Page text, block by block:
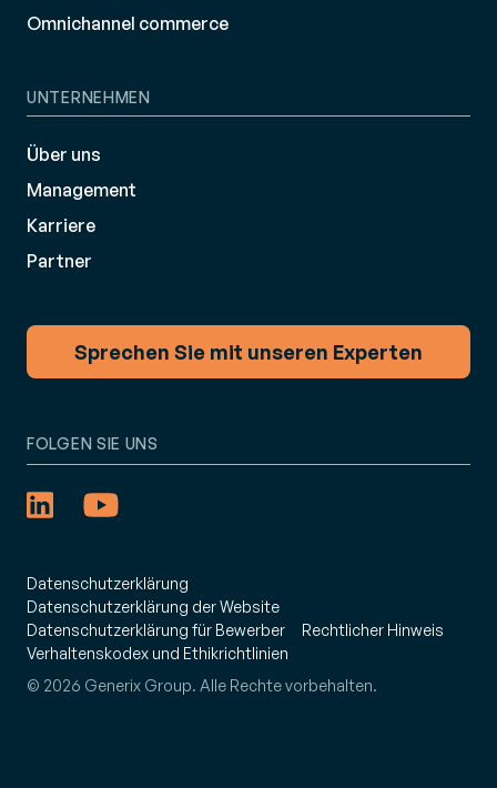
Omnichannel commerce
UNTERNEHMEN
Über uns
Management
Karriere
Partner
Sprechen Sie mit unseren Experten
Datenschutzerklärung
Datenschutzerklärung der Website
Datenschutzerklärung für Bewerber
Rechtlicher Hinweis
Verhaltenskodex und Ethikrichtlinien
© 2026 Generix Group. Alle Rechte vorbehalten.
FOLGEN SIE UNS